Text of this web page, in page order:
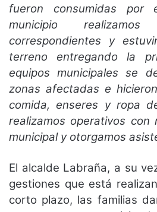
fueron consumidas
municipio
correspondientes y
terreno entregando la
equipos municipales se
zonas afectadas e
comida, enseres y ropa
realizamos operativos con
municipal y otorgamos
El alcalde Labraña, a su
gestiones que está
corto plazo, las familias